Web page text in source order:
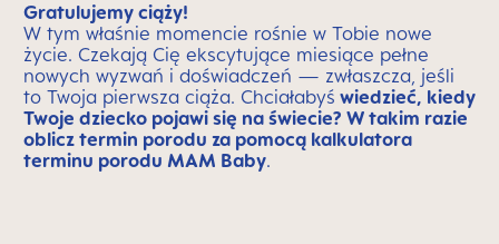
Gratulujemy ciąży!
W tym właśnie momencie rośnie w Tobie nowe
życie. Czekają Cię ekscytujące miesiące pełne
nowych wyzwań i doświadczeń — zwłaszcza, jeśli
to Twoja pierwsza ciąża. Chciałabyś wiedzieć, kiedy
Twoje dziecko pojawi się na świecie? W takim razie
oblicz termin porodu za pomocą kalkulatora
terminu porodu MAM Baby.